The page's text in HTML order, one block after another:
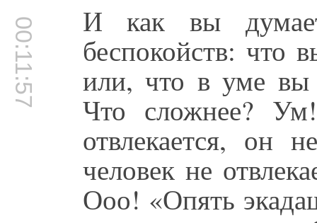
00:11:57 И как вы
беспокойств: что
или, что в уме вы
Что сложнее?
отвлекается, он
человек не
Ооо! «Опять